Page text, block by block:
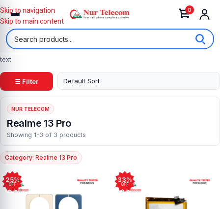
0
Skip to navigation
Skip to main content
text
☰ Filter
NUR TELECOM
Realme 13 Pro
Showing 1-3 of 3 products
Category: Realme 13 Pro
25%
OFF
33%
OFF